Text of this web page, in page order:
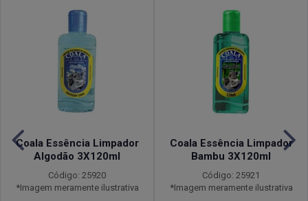
Coala Essência Limpador
Algodão 3X120ml
Código: 25920
*Imagem meramente ilustrativa
Coala Essência Limpador
Bambu 3X120ml
Código: 25921
*Imagem meramente ilustrativa